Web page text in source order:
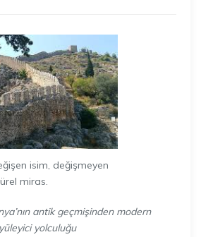
isim, değişmeyen
miras.
antik geçmişinden modern
yolculuğu